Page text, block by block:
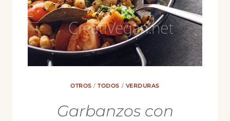
OTROS /TODOS / VERDURAS
Garbanzos con